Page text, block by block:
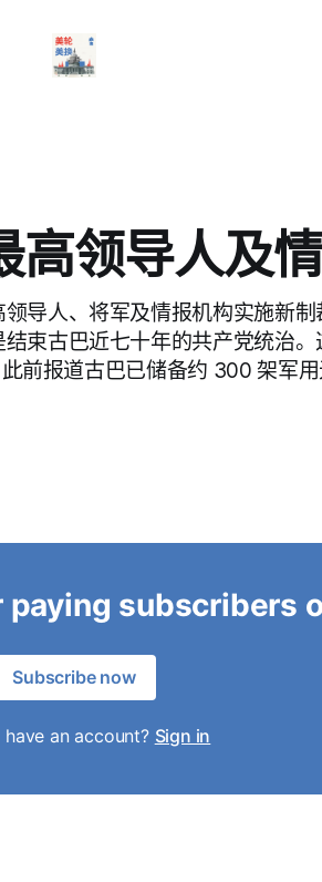
高领导人及
导人、将军及情报机构实施新
结束古巴近七十年的共产党统治
前报道古巴已储备约 300 架军
subscribers
Subscribe now
have an account? Sign in